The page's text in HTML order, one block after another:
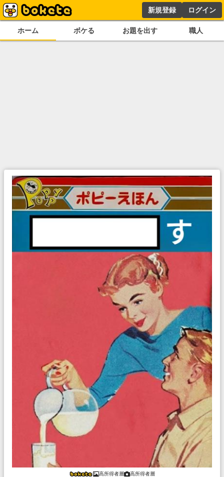
新規登録 ログイン
ホーム ボケる お題を出す 職人
高所得者層 高所得者層